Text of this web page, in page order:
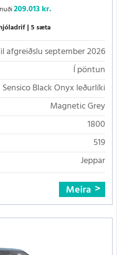
209.013 kr.
5 sæta
afgreiðslu september 2026
Í pöntun
Sensico Black Onyx leðurlíki
Magnetic Grey
1800
519
Jeppar
Meira